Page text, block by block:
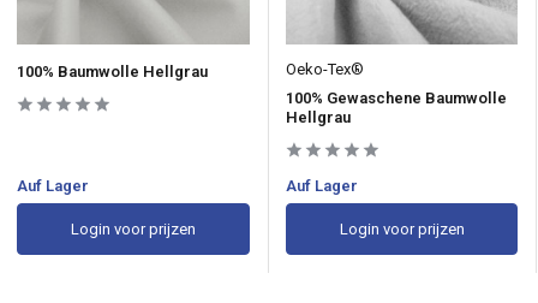
100% Baumwolle Hellgrau
Auf Lager
Login voor prijzen
Oeko-Tex®
100% Gewaschene Baumwolle
Hellgrau
Auf Lager
Login voor prijzen